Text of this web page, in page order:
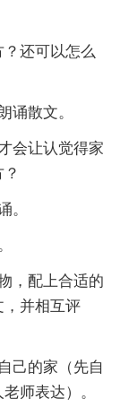
还可以怎么
诵散文。
会让认觉得家
。
，配上合适的
，并相互评
己的家（先自
师表达）。